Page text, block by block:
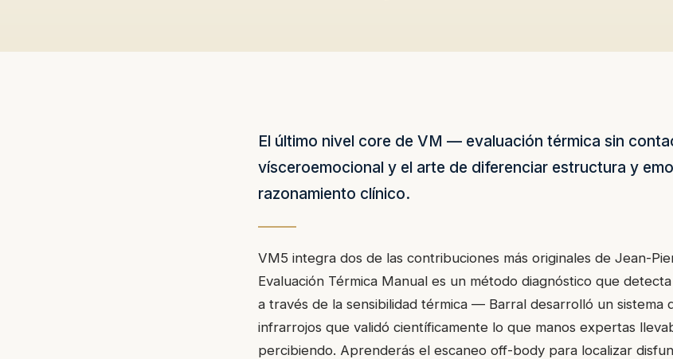
El último nivel core de VM — evaluación térmica sin
vísceroemocional y el arte de diferenciar estructura y
razonamiento clínico.
VM5 integra dos de las contribuciones más originales de Jean-
Evaluación Térmica Manual es un método diagnóstico que
a través de la sensibilidad térmica — Barral desarrolló un sistema
infrarrojos que validó científicamente lo que manos expertas
percibiendo. Aprenderás el escaneo off-body para localizar